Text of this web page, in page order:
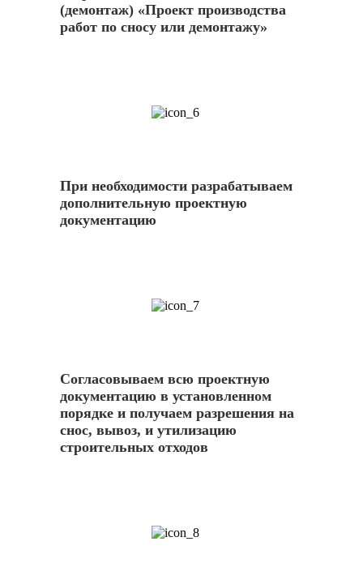
(демонтаж) «Проект производства
работ по сносу или демонтажу»
При необходимости разрабатываем
дополнительную проектную
документацию
Согласовываем всю проектную
документацию в установленном
порядке и получаем разрешения на
снос, вывоз, и утилизацию
строительных отходов